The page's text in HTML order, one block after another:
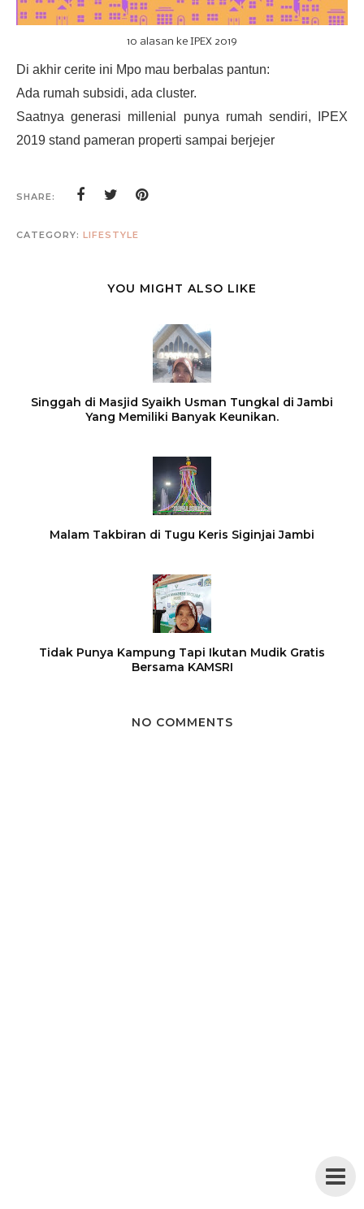
10 alasan ke IPEX 2019
Di akhir cerite ini Mpo mau berbalas pantun:
Ada rumah subsidi, ada cluster.
Saatnya generasi millenial punya rumah sendiri, IPEX
2019 stand pameran properti sampai berjejer
SHARE:
CATEGORY: LIFESTYLE
YOU MIGHT ALSO LIKE
Singgah di Masjid Syaikh Usman Tungkal di Jambi
Yang Memiliki Banyak Keunikan.
Malam Takbiran di Tugu Keris Siginjai Jambi
Tidak Punya Kampung Tapi Ikutan Mudik Gratis
Bersama KAMSRI
NO COMMENTS